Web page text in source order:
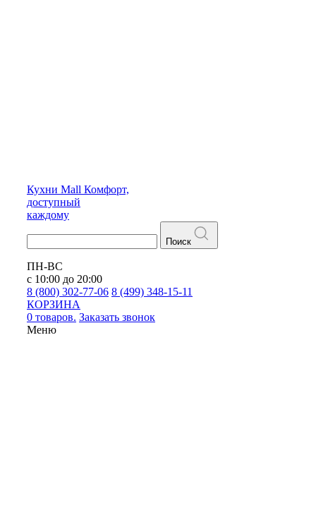
Кухни Mall Комфорт,
доступный
каждому
Поиск
ПН-ВС
с 10:00 до 20:00
8 (800) 302-77-06 8 (499) 348-15-11
КОРЗИНА
0 товаров. Заказать звонок
Меню